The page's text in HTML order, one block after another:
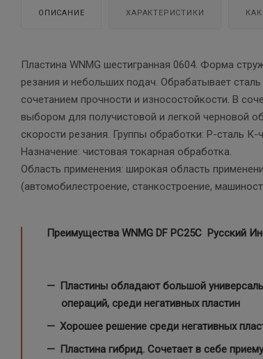
ОПИСАНИЕ ХАРАКТЕРИСТИКИ
Пластина WNMG шестигранная 0604. Форма
резания и небольших подач. Обрабатывает
сочетанием прочности и износостойкости. В
выбором для получистовой и легкой черновой
скорости резания. Группы обработки: P-сталь К-
Назначение: чистовая токарная обработка.
Область применения: широкая область
(автомобилестроение, станкостроение,
Преимущества WNMG DF PC25C Русский
Пластины обладают большой
операций, среди негативных пластин
Хорошее решение среди негативных
Пластина гибрид. Сочетает в себе